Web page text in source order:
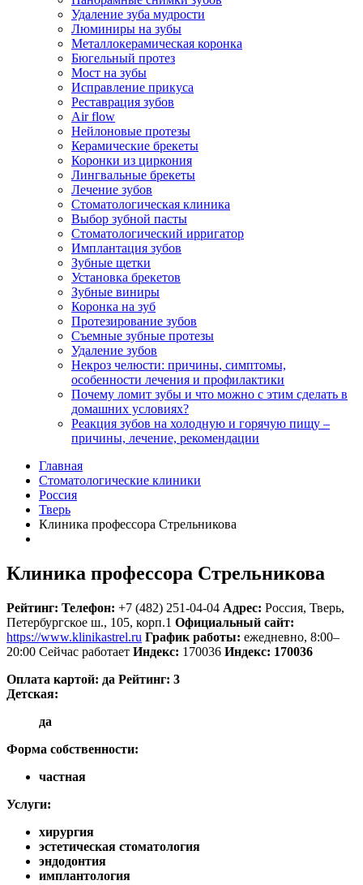
Удаление зуба мудрости
Люминиры на зубы
Металлокерамическая коронка
Бюгельный протез
Мост на зубы
Исправление прикуса
Реставрация зубов
Air flow
Нейлоновые протезы
Керамические брекеты
Коронки из циркония
Лингвальные брекеты
Лечение зубов
Стоматологическая клиника
Выбор зубной пасты
Стоматологический ирригатор
Имплантация зубов
Зубные щетки
Установка брекетов
Зубные виниры
Коронка на зуб
Протезирование зубов
Съемные зубные протезы
Удаление зубов
Некроз челюсти: причины, симптомы,
особенности лечения и профилактики
Почему ломит зубы и что можно с этим сделать в
домашних условиях?
Реакция зубов на холодную и горячую пищу –
причины, лечение, рекомендации
Главная
Стоматологические клиники
Россия
Тверь
Клиника профессора Стрельникова
Клиника профессора Стрельникова
Рейтинг: Телефон: +7 (482) 251-04-04 Адрес: Россия, Тверь,
Петербургское ш., 105, корп.1 Официальный сайт:
https://www.klinikastrel.ru График работы: ежедневно, 8:00–
20:00 Сейчас работает Индекс: 170036 Индекс: 170036
Оплата картой: да Рейтинг: 3
Детская:
да
Форма собственности:
частная
Услуги:
хирургия
эстетическая стоматология
эндодонтия
имплантология